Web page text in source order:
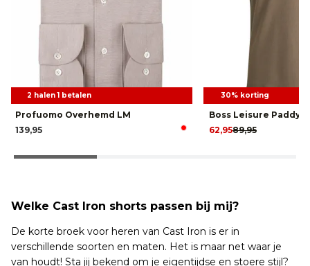
2 halen 1 betalen
Profuomo Overhemd LM
139,95
30% korting
Boss Leisure Paddy
89,95
62,95
Welke Cast Iron shorts passen bij mij?
De korte broek voor heren van Cast Iron is er in
verschillende soorten en maten. Het is maar net waar je
van houdt! Sta jij bekend om je eigentijdse en stoere stijl?